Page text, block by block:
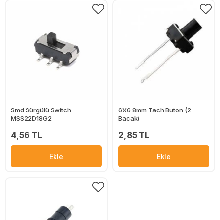
Smd Sürgülü Switch
MSS22D18G2
4,56 TL
Ekle
6X6 8mm Tach Buton (2
Bacak)
2,85 TL
Ekle